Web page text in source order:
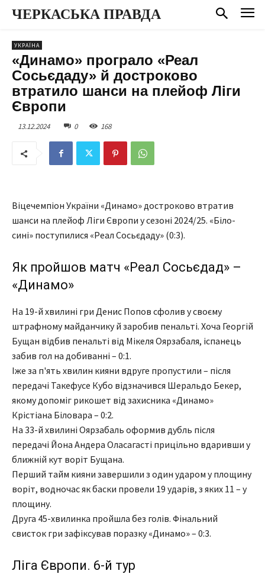
ЧЕРКАСЬКА ПРАВДА
УКРАЇНА
«Динамо» програло «Реал
Сосьєдаду» й достроково
втратило шанси на плейоф Ліги
Європи
13.12.2024 0 168
Віцечемпіон України «Динамо» достроково втратив
шанси на плейоф Ліги Європи у сезоні 2024/25. «Біло-
сині» поступилися «Реал Сосьєдаду» (0:3).
Як пройшов матч «Реал Сосьєдад» –
«Динамо»
На 19-й хвилині гри Денис Попов сфолив у своєму
штрафному майданчику й заробив пенальті. Хоча Георгій
Бущан відбив пенальті від Мікеля Оярзабаля, іспанець
забив гол на добиванні – 0:1.
Іже за п'ять хвилин кияни вдруге пропустили – після
передачі Такефусе Кубо відзначився Шеральдо Бекер,
якому допоміг рикошет від захисника «Динамо»
Крістіана Біловара – 0:2.
На 33-й хвилині Оярзабаль оформив дубль після
передачі Йона Андера Оласагасті прицільно вдаривши у
ближній кут воріт Бущана.
Перший тайм кияни завершили з один ударом у площину
воріт, водночас як баски провели 19 ударів, з яких 11 – у
площину.
Друга 45-хвилинка пройшла без голів. Фінальний
свисток гри зафіксував поразку «Динамо» – 0:3.
Ліга Європи. 6-й тур